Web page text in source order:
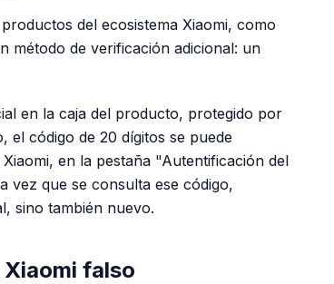
del ecosistema Xiaomi, como
método de verificación adicional: un
en la caja del producto, protegido por
el código de 20 dígitos se puede
en la pestaña "Autentificación del
vez que se consulta ese código,
sino también nuevo.
falso